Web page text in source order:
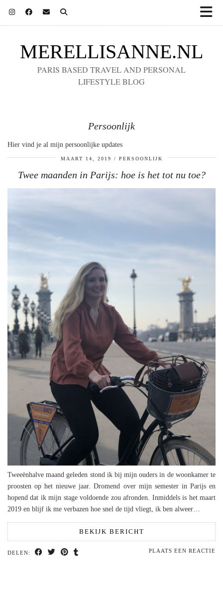
MERELLISANNE.NL
PARIS BASED TRAVEL AND PERSONAL
LIFESTYLE BLOG
Persoonlijk
Hier vind je al mijn persoonlijke updates
MAART 14, 2019 PERSOONLIJK
Twee maanden in Parijs: hoe is het tot nu toe?
Tweeënhalve maand geleden stond ik bij mijn ouders in de woonkamer te
proosten op het nieuwe jaar. Dromend over mijn semester in Parijs en
hopend dat ik mijn stage voldoende zou afronden. Inmiddels is het maart
2019 en blijf ik me verbazen hoe snel de tijd vliegt, ik ben alweer…
BEKIJK BERICHT
DELEN: PLAATS EEN REACTIE